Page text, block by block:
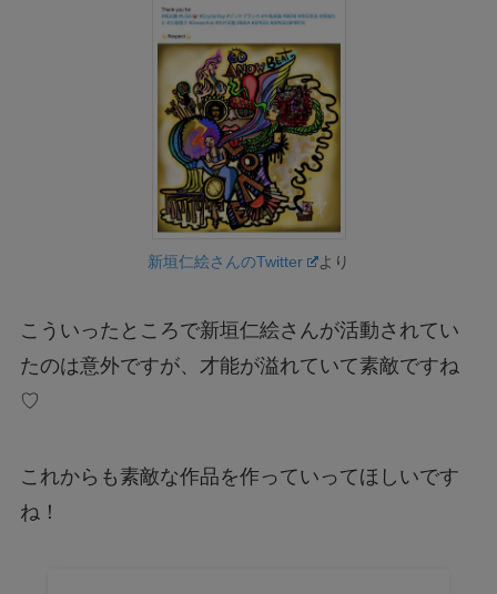
新垣仁絵さんのTwitter より
こういったところで新垣仁絵さんが活動されてい
たのは意外ですが、才能が溢れていて素敵ですね
♡
これからも素敵な作品を作っていってほしいです
ね！